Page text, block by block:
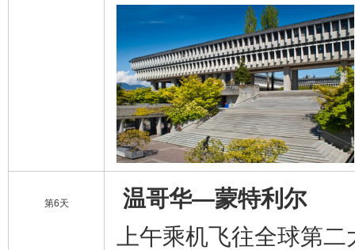
第6天
温哥华—蒙特利尔
上午乘机飞往全球第